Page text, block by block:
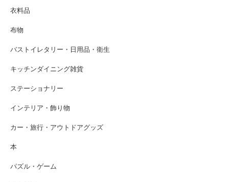
衣料品
布物
バストイレタリー・日用品・衛生
キッチンダイニング雑貨
ステーショナリー
インテリア・飾り物
カー・旅行・アウトドアグッズ
本
パズル・ゲーム